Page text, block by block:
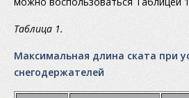
Таблица 1.
Максимальная длина ската при
снегодержателей